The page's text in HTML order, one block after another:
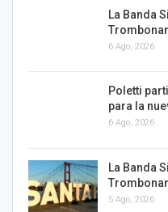
La Banda
6 Ago, 2026
Poletti
para la
6 Ago, 2026
La Banda
5 Ago, 2026